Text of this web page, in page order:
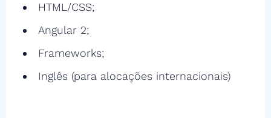
HTML/CSS;
Angular 2;
Frameworks;
Inglês (para alocações internacionais)